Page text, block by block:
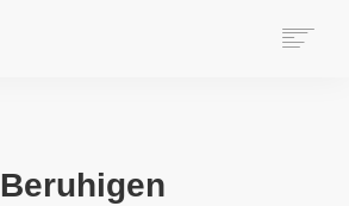
Beruhigen